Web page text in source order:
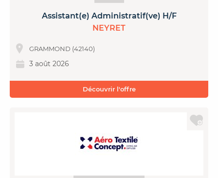
Assistant(e) Administratif(ve) H/F
NEYRET
GRAMMOND (42140)
3 août 2026
Découvrir l'offre